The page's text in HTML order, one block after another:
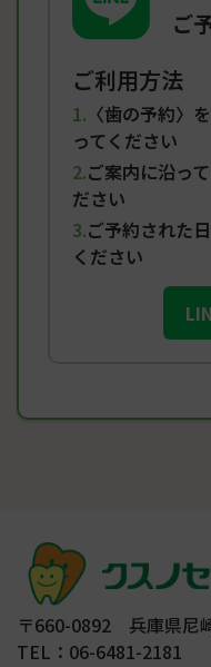
ご
ご利用方法
〈歯の予約〉
ってください
ご案内に沿っ
ださい
ご予約された
ください
〒660-0892 兵庫県尼
TEL：06-6481-2181